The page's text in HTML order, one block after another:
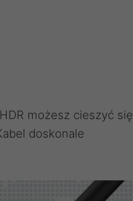
możesz cieszyć się
doskonale